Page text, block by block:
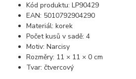
Kód produktu: LP90429
EAN: 5010792904290
Materiál: korek
Počet kusů v sadě: 4
Motiv: Narcisy
Rozměry: 11 × 11 × 0 cm
Tvar: čtvercový